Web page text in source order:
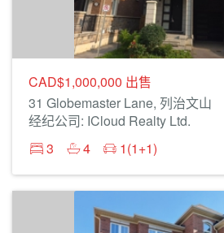
CAD$1,000,000 出售
31 Globemaster Lane, 列治文山
经纪公司: ICloud Realty Ltd.
3
4 1(1+1)